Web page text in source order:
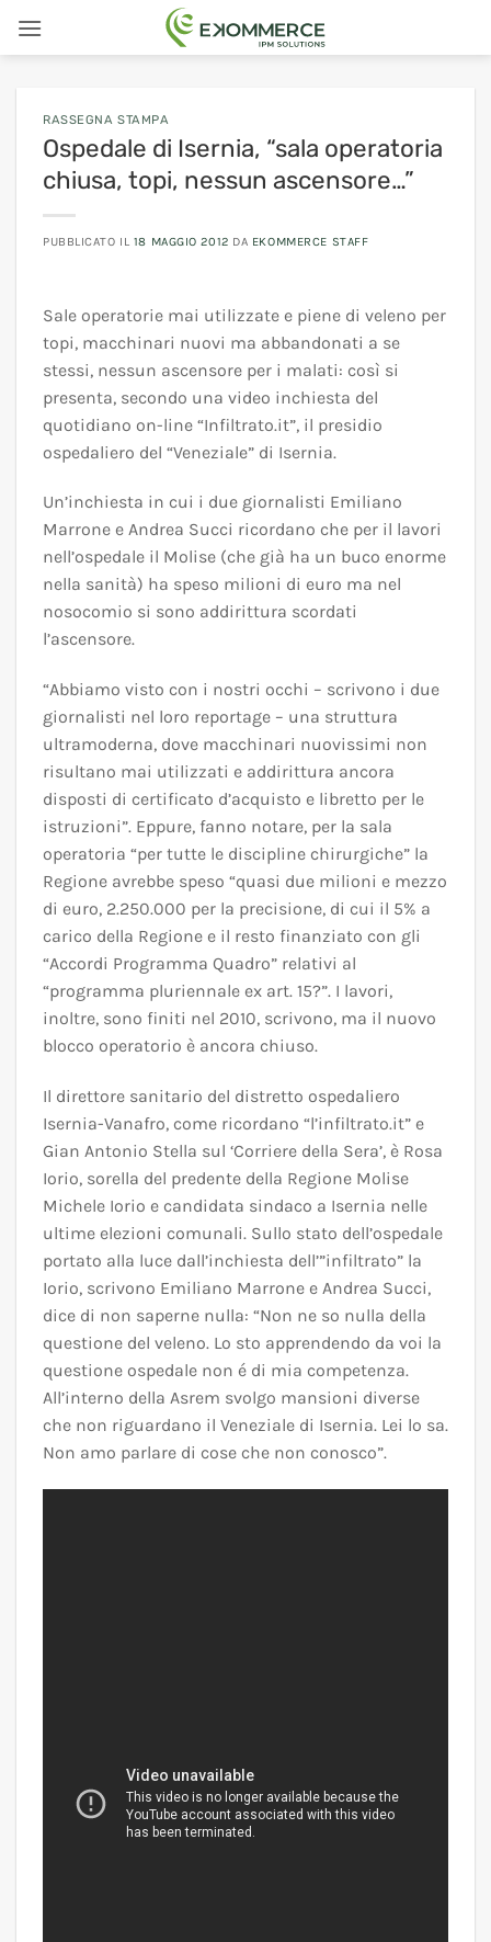
RASSEGNA STAMPA
Ospedale di Isernia, “sala operatoria
chiusa, topi, nessun ascensore…”
PUBBLICATO IL 18 MAGGIO 2012 DA EKOMMERCE STAFF
Sale operatorie mai utilizzate e piene di veleno per
topi, macchinari nuovi ma abbandonati a se
stessi, nessun ascensore per i malati: così si
presenta, secondo una video inchiesta del
quotidiano on-line “Infiltrato.it”, il presidio
ospedaliero del “Veneziale” di Isernia.
Un’inchiesta in cui i due giornalisti Emiliano
Marrone e Andrea Succi ricordano che per il lavori
nell’ospedale il Molise (che già ha un buco enorme
nella sanità) ha speso milioni di euro ma nel
nosocomio si sono addirittura scordati
l’ascensore.
“Abbiamo visto con i nostri occhi – scrivono i due
giornalisti nel loro reportage – una struttura
ultramoderna, dove macchinari nuovissimi non
risultano mai utilizzati e addirittura ancora
disposti di certificato d’acquisto e libretto per le
istruzioni”. Eppure, fanno notare, per la sala
operatoria “per tutte le discipline chirurgiche” la
Regione avrebbe speso “quasi due milioni e mezzo
di euro, 2.250.000 per la precisione, di cui il 5% a
carico della Regione e il resto finanziato con gli
“Accordi Programma Quadro” relativi al
“programma pluriennale ex art. 15?”. I lavori,
inoltre, sono finiti nel 2010, scrivono, ma il nuovo
blocco operatorio è ancora chiuso.
Il direttore sanitario del distretto ospedaliero
Isernia-Vanafro, come ricordano “l’infiltrato.it” e
Gian Antonio Stella sul ‘Corriere della Sera’, è Rosa
Iorio, sorella del predente della Regione Molise
Michele Iorio e candidata sindaco a Isernia nelle
ultime elezioni comunali. Sullo stato dell’ospedale
portato alla luce dall’inchiesta dell’”infiltrato” la
Iorio, scrivono Emiliano Marrone e Andrea Succi,
dice di non saperne nulla: “Non ne so nulla della
questione del veleno. Lo sto apprendendo da voi la
questione ospedale non é di mia competenza.
All’interno della Asrem svolgo mansioni diverse
che non riguardano il Veneziale di Isernia. Lei lo sa.
Non amo parlare di cose che non conosco”.